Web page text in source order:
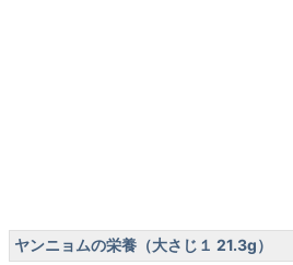
ヤンニョムの栄養（大さじ１ 21.3g）